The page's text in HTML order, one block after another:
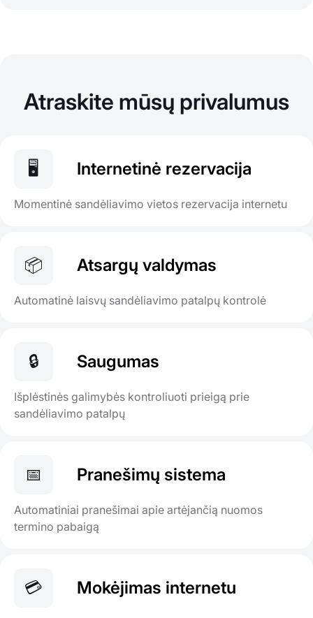
Atraskite mūsų privalumus
🖥️ Internetinė rezervacija
Momentinė sandėliavimo vietos rezervacija internetu
📦 Atsargų valdymas
Automatinė laisvų sandėliavimo patalpų kontrolė
🔒 Saugumas
Išplėstinės galimybės kontroliuoti prieigą prie
sandėliavimo patalpų
📅 Pranešimų sistema
Automatiniai pranešimai apie artėjančią nuomos
termino pabaigą
💳 Mokėjimas internetu